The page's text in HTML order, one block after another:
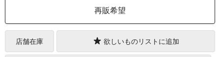
再販希望
店舗在庫 欲しいものリストに追加